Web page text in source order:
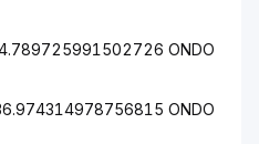
ONDO
ONDO